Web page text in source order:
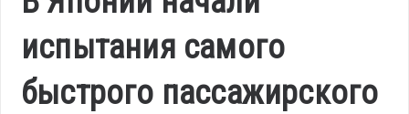
испытания самого
быстрого пассажирского